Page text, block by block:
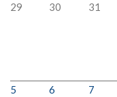
29
30 31
5
6
7